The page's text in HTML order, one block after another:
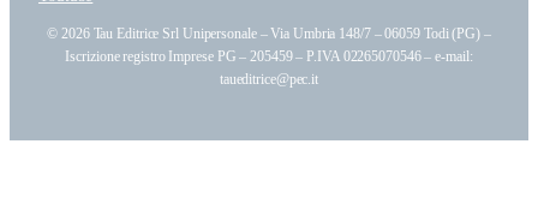
© 2026 Tau Editrice Srl Unipersonale – Via Umbria 148/7 – 06059 Todi (PG) –
Iscrizione registro Imprese PG – 205459 – P.IVA 02265070546 – e-mail:
taueditrice@pec.it